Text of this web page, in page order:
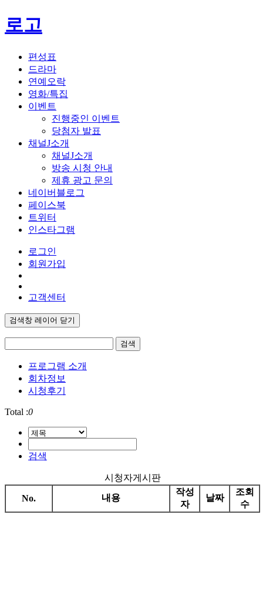
로고
편성표
드라마
연예오락
영화/특집
이벤트
진행중인 이벤트
당첨자 발표
채널J소개
채널J소개
방송 시청 안내
제휴 광고 문의
네이버블로그
페이스북
트위터
인스타그램
로그인
회원가입
고객센터
검색창 레이어 닫기
검색
프로그램 소개
회차정보
시청후기
Total :0
검색
시청자게시판
No. 내용
작성
자
날짜
조회
수